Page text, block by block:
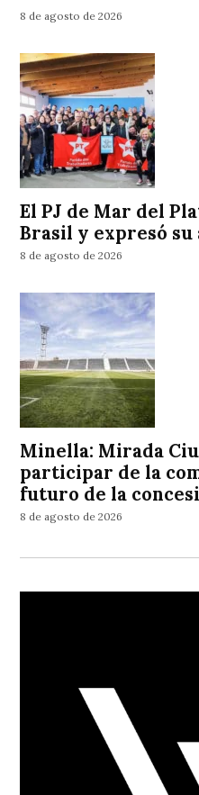
8 de agosto de 2026
El PJ de Mar del
Brasil y expresó su
8 de agosto de 2026
Minella: Mirada
participar de la
futuro de la
8 de agosto de 2026